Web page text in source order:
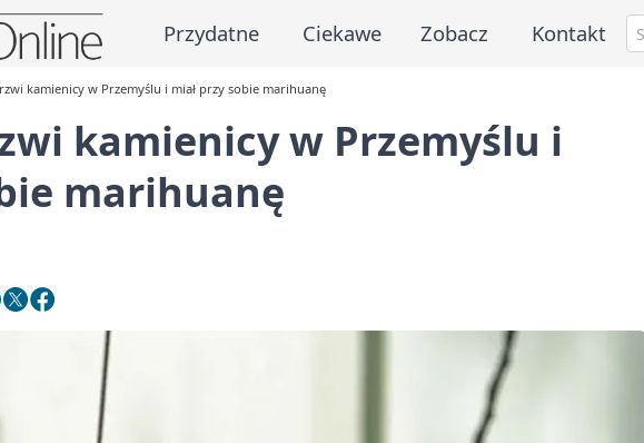
Przydatne Ciekawe Zobacz Kontakt
kamienicy w Przemyślu i miał przy sobie marihuanę
kamienicy w Przemyślu i
marihuanę